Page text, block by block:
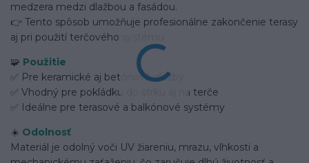
medzera medzi dlažbou a fasádou.
👉 Tento spôsob umožňuje profesionálne zakončenie terasy
aj pri použití terčového systému.
🧩 Použitie
✅ Pre keramické aj betónové dlažby
✅ Vhodný pre pokládku do štrku aj na terče
✅ Ideálne pre terasové a balkónové systémy
☀️ Odolnosť
Materiál je odolný voči UV žiareniu, mrazu, vlhkosti a